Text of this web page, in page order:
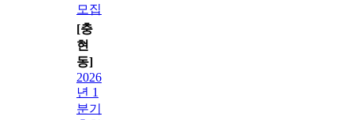
모집
[충
현
동]
2026
년 1
분기